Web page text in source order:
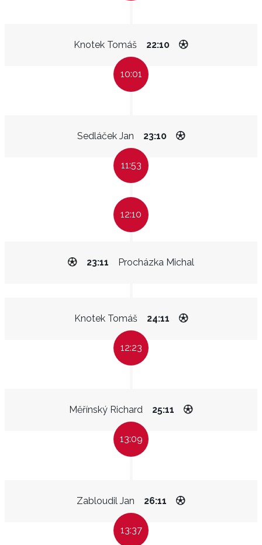
Knotek Tomáš 22:10
10:01
Sedláček Jan 23:10
11:53
12:10
Procházka Michal
23:11
Knotek Tomáš 24:11
12:23
Měřínský Richard 25:11
13:09
Zabloudil Jan 26:11
13:37